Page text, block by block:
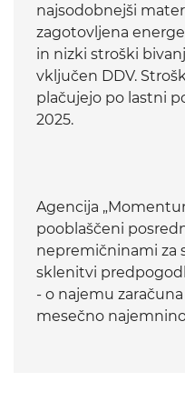
najsodobnejši
zagotovljena
in nizki stroški
vključen DDV.
plačujejo po lastni
2025.
Agencija
pooblaščeni
nepremičninami za
sklenitvi
- o najemu
mesečno